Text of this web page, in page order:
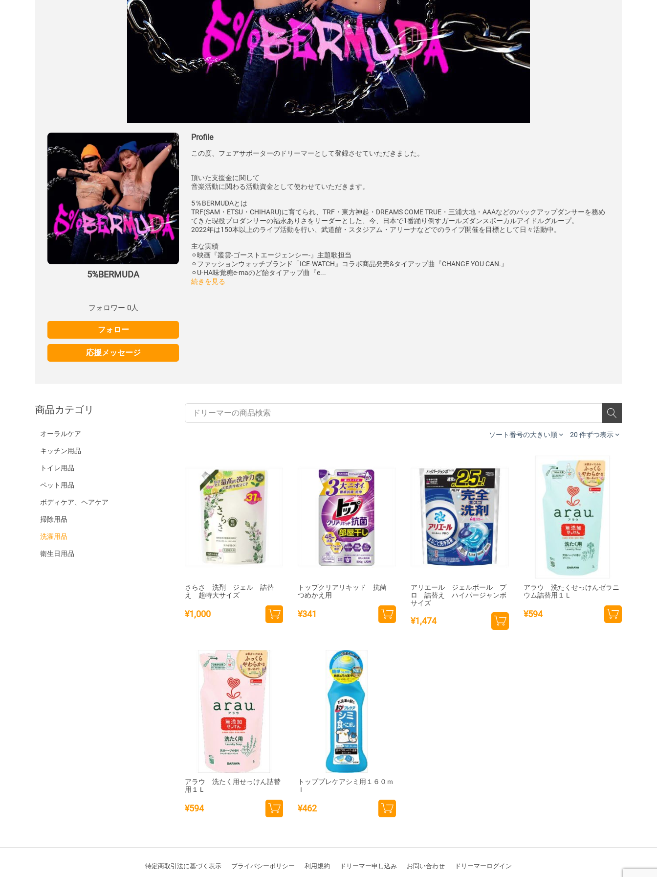
5%BERMUDA
フォロワー 0人
フォロー
応援メッセージ
Profile
この度、フェアサポーターのドリーマーとして登録させていただきました。
頂いた支援金に関して
音楽活動に関わる活動資金として使わせていただきます。
5％BERMUDAとは
TRF(SAM・ETSU・CHIHARU)に育てられ、TRF・東方神起・DREAMS COME TRUE・三浦大地・AAAなどのバックアップダンサーを務め
てきた現役プロダンサーの福永ありさをリーダーとした、今、日本で1番踊り倒すガールズダンスボーカルアイドルグループ。
2022年は150本以上のライブ活動を行い、武道館・スタジアム・アリーナなどでのライブ開催を目標として日々活動中。
主な実績
⚪︎映画『叢雲-ゴーストエージェンシー-』主題歌担当
⚪︎ファッションウォッチブランド「ICE-WATCH』コラボ商品発売&タイアップ曲『CHANGE YOU CAN.』
⚪︎U-HA味覚糖e-maのど飴タイアップ曲『e...
続きを見る
商品カテゴリ
オーラルケア
キッチン用品
トイレ用品
ペット用品
ボディケア、ヘアケア
掃除用品
洗濯用品
衛生日用品
ソート番号の大きい順 20 件ずつ表示
さらさ 洗剤 ジェル 詰替
え 超特大サイズ
¥1,000
追加
トップクリアリキッド 抗菌
つめかえ用
¥341
アリエール ジェルボール プ
ロ 詰替え ハイパージャンボ
サイズ
¥1,474
アラウ 洗たくせっけんゼラニ
ウム詰替用１Ｌ
¥594
アラウ 洗たく用せっけん詰替
用１Ｌ
¥594
トッププレケアシミ用１６０ｍ
ｌ
¥462
特定商取引法に基づく表示 プライバシーポリシー 利用規約 ドリーマー申し込み お問い合わせ ドリーマーログイン